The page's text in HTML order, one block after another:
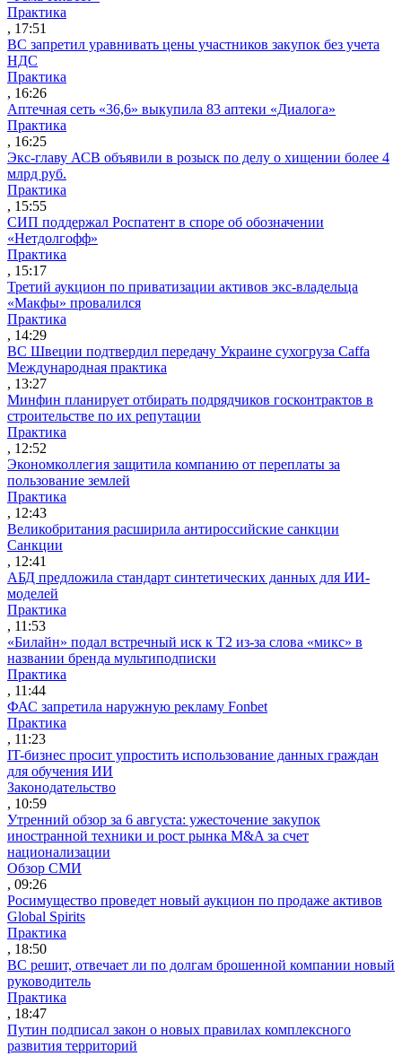
Практика
, 17:51
ВС запретил уравнивать цены участников закупок без учета
НДС
Практика
, 16:26
Аптечная сеть «36,6» выкупила 83 аптеки «Диалога»
Практика
, 16:25
Экс-главу АСВ объявили в розыск по делу о хищении более 4
млрд руб.
Практика
, 15:55
СИП поддержал Роспатент в споре об обозначении
«Нетдолгофф»
Практика
, 15:17
Третий аукцион по приватизации активов экс-владельца
«Макфы» провалился
Практика
, 14:29
ВС Швеции подтвердил передачу Украине сухогруза Caffa
Международная практика
, 13:27
Минфин планирует отбирать подрядчиков госконтрактов в
строительстве по их репутации
Практика
, 12:52
Экономколлегия защитила компанию от переплаты за
пользование землей
Практика
, 12:43
Великобритания расширила антироссийские санкции
Санкции
, 12:41
АБД предложила стандарт синтетических данных для ИИ-
моделей
Практика
, 11:53
«Билайн» подал встречный иск к Т2 из-за слова «микс» в
названии бренда мультиподписки
Практика
, 11:44
ФАС запретила наружную рекламу Fonbet
Практика
, 11:23
IT-бизнес просит упростить использование данных граждан
для обучения ИИ
Законодательство
, 10:59
Утренний обзор за 6 августа: ужесточение закупок
иностранной техники и рост рынка M&A за счет
национализации
Обзор СМИ
, 09:26
Росимущество проведет новый аукцион по продаже активов
Global Spirits
Практика
, 18:50
ВС решит, отвечает ли по долгам брошенной компании новый
руководитель
Практика
, 18:47
Путин подписал закон о новых правилах комплексного
развития территорий